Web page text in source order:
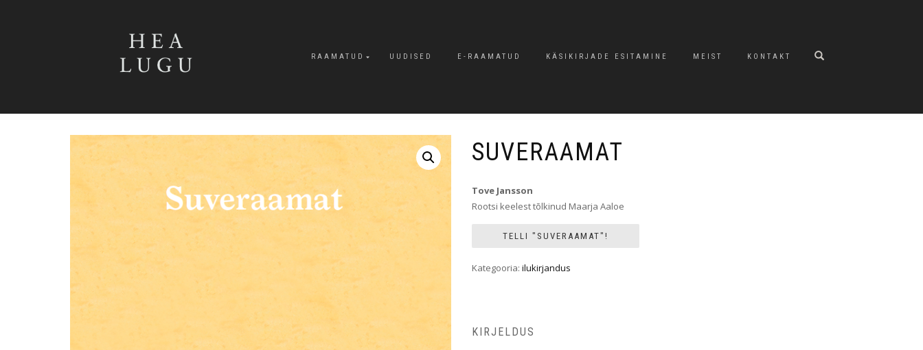
RAAMATUD UUDISED E-RAAMATUD KÄSIKIRJADE ESITAMINE MEIST KONTAKT
SUVERAAMAT
Tove Jansson
Rootsi keelest tõlkinud Maarja Aaloe
TELLI "SUVERAAMAT"!
Kategooria: ilukirjandus
KIRJELDUS